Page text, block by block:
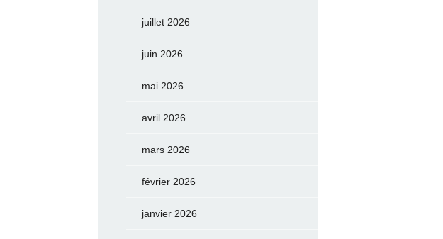
juillet 2026
juin 2026
mai 2026
avril 2026
mars 2026
février 2026
janvier 2026